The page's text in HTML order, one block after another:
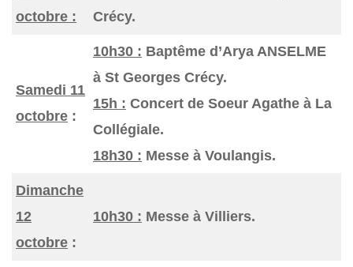
octobre :
Crécy.
Samedi 11
octobre :
10h30 : Baptême d’Arya ANSELME
à St Georges Crécy.
15h : Concert de Soeur Agathe à La
Collégiale.
18h30 : Messe à Voulangis.
Dimanche
12
octobre :
10h30 : Messe à Villiers.